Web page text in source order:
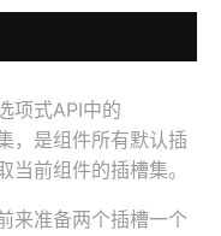
项式API中的
，是组件所有默认插
前组件的插槽集。
来准备两个插槽一个